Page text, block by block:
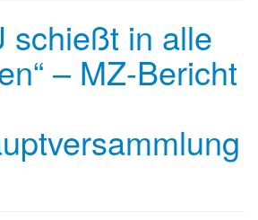
schießt in alle
– MZ-Bericht